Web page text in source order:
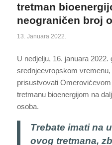
tretman
neograničen broj
13. Januara 2022.
U nedjelju, 16. januara 2022.
srednjeevropskom
prisustvovati
tretmanu bioenergijom na
osoba.
Trebate imati na
ovog tretmana,